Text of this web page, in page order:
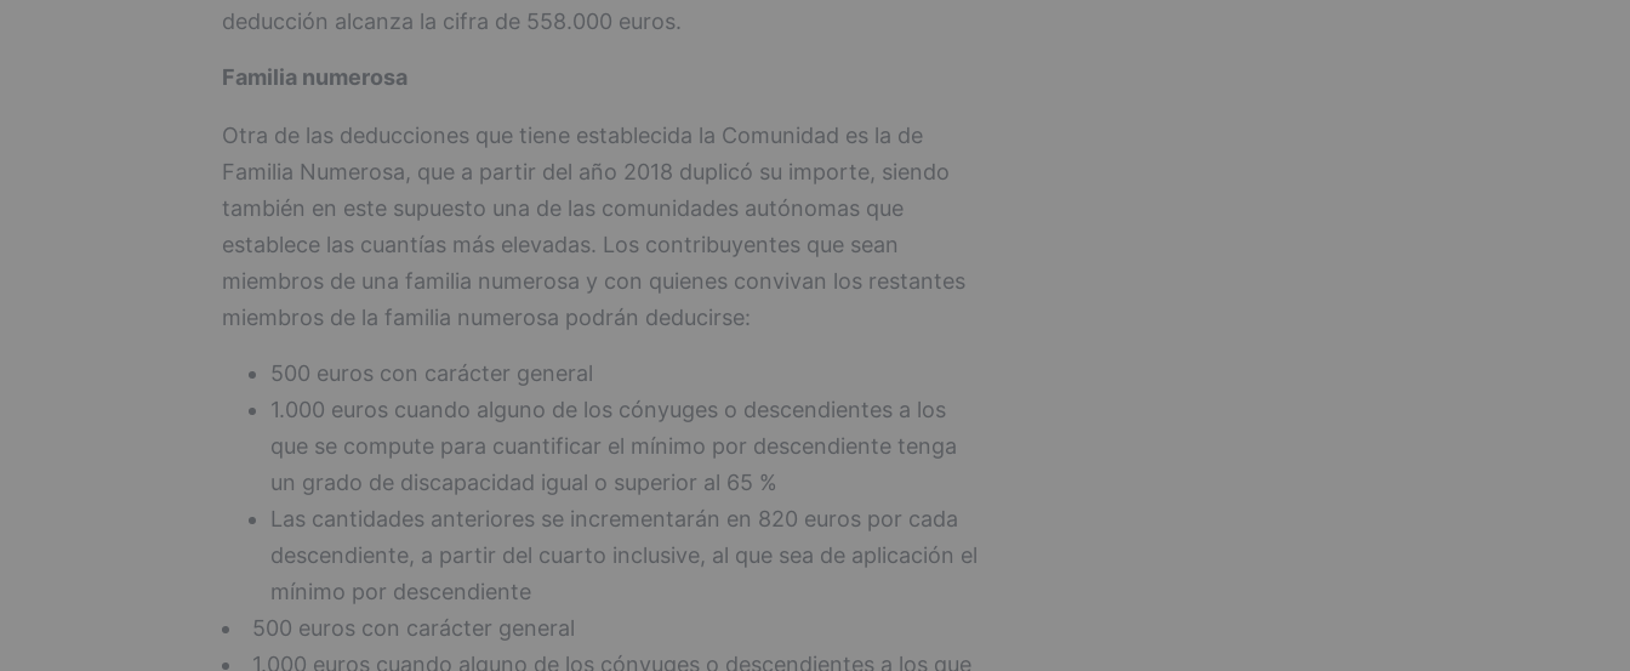
deducción alcanza la cifra de 558.000 euros.
Familia numerosa
Otra de las deducciones que tiene establecida la Comunidad es la de
Familia Numerosa, que a partir del año 2018 duplicó su importe, siendo
también en este supuesto una de las comunidades autónomas que
establece las cuantías más elevadas. Los contribuyentes que sean
miembros de una familia numerosa y con quienes convivan los restantes
miembros de la familia numerosa podrán deducirse:
500 euros con carácter general
1.000 euros cuando alguno de los cónyuges o descendientes a los
que se compute para cuantificar el mínimo por descendiente tenga
un grado de discapacidad igual o superior al 65 %
Las cantidades anteriores se incrementarán en 820 euros por cada
descendiente, a partir del cuarto inclusive, al que sea de aplicación el
mínimo por descendiente
500 euros con carácter general
1.000 euros cuando alguno de los cónyuges o descendientes a los que